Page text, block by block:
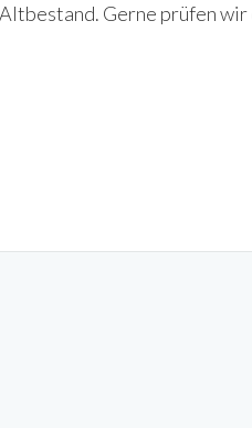
Gerne prüfen